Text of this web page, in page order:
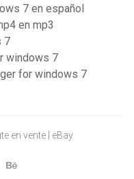
7 en español
en mp3
7
windows 7
for windows 7
en vente | eBay